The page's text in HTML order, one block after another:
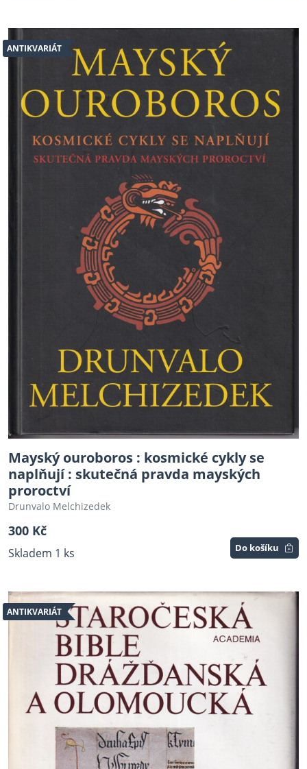
ANTIKVARIÁT
Mayský ouroboros : kosmické cykly se
naplňují : skutečná pravda mayských
proroctví
Drunvalo Melchizedek
300 Kč
Skladem 1 ks Do košíku
ANTIKVARIÁT